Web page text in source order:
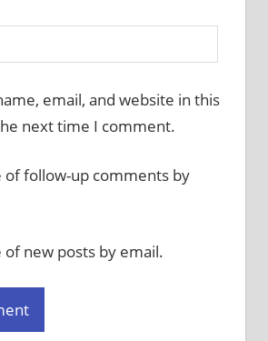
email, and website in this
next time I comment.
follow-up comments by
new posts by email.